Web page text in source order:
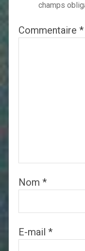
champs
Commentaire *
Nom *
E-mail *